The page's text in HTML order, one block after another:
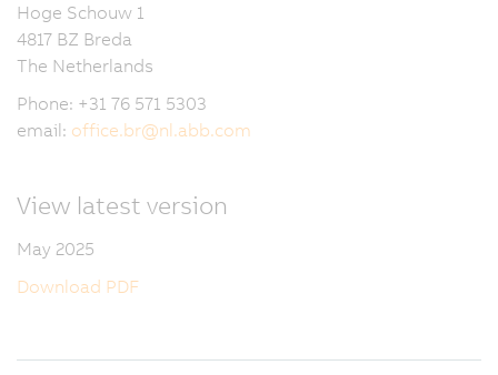
Hoge Schouw 1
4817 BZ Breda
The Netherlands
Phone: +31 76 571 5303
email: office.br@nl.abb.com
View latest version
May 2025
Download PDF